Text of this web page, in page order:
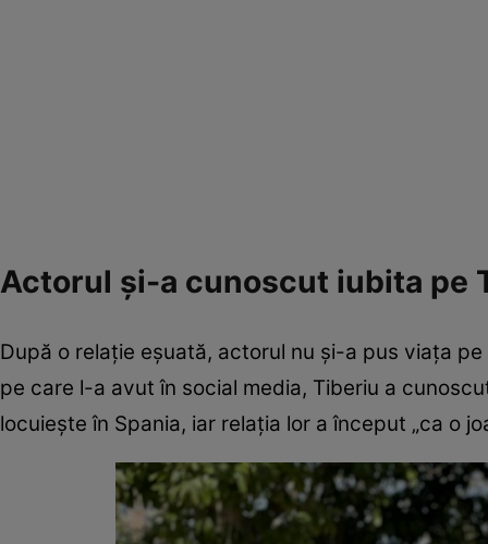
Actorul și-a cunoscut iubita pe
După o relație eșuată, actorul nu și-a pus viața
pe care l-a avut în social media, Tiberiu a
locuiește în Spania, iar relația lor a început „ca o